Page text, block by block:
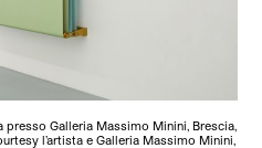
presso Galleria Massimo Minini, Brescia,
l’artista e Galleria Massimo Minini,